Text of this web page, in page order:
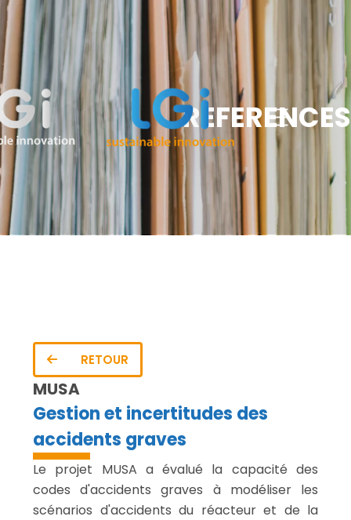
REFERENCES
RETOUR
MUSA
Gestion et incertitudes des
accidents graves
Le projet MUSA a évalué la capacité des
codes d'accidents graves à modéliser les
scénarios d'accidents du réacteur et de la